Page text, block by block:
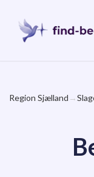
indhold
Region Sjælland →